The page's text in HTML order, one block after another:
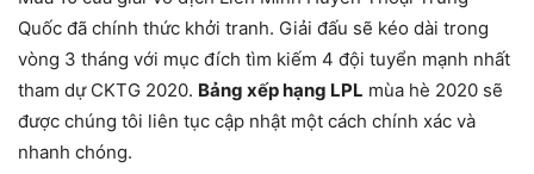
Quốc đã chính thức khởi tranh. Giải đấu sẽ kéo dài trong
vòng 3 tháng với mục đích tìm kiếm 4 đội tuyển mạnh nhất
tham dự CKTG 2020. Bảng xếp hạng LPL mùa hè 2020 sẽ
được chúng tôi liên tục cập nhật một cách chính xác và
nhanh chóng.